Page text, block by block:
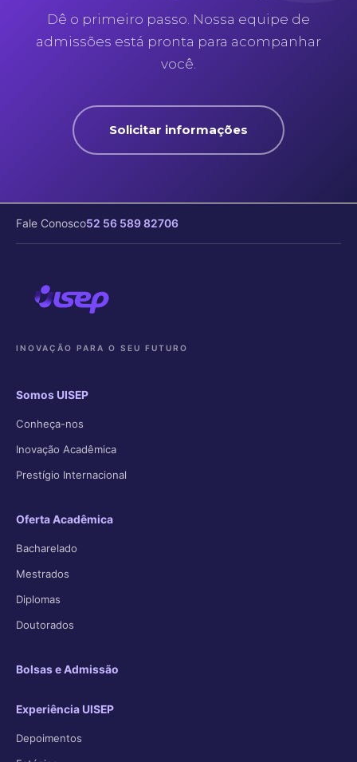
Dê o primeiro passo. Nossa equipe de
admissões está pronta para acompanhar
você.
Solicitar informações
Fale Conosco52 56 589 82706
INOVAÇÃO PARA O SEU FUTURO
Somos UISEP
Conheça-nos
Inovação Acadêmica
Prestígio Internacional
Oferta Acadêmica
Bacharelado
Mestrados
Diplomas
Doutorados
Bolsas e Admissão
Experiência UISEP
Depoimentos